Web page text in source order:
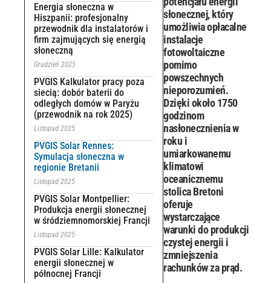
Energia słoneczna w
Hiszpanii: profesjonalny
przewodnik dla instalatorów i
firm zajmujących się energią
słoneczną
Grudzień 2025
PVGIS Kalkulator pracy poza
siecią: dobór baterii do
odległych domów w Paryżu
(przewodnik na rok 2025)
Listopad 2025
PVGIS Solar Rennes:
Symulacja słoneczna w
regionie Bretanii
Listopad 2025
PVGIS Solar Montpellier:
Produkcja energii słonecznej
w śródziemnomorskiej Francji
Listopad 2025
PVGIS Solar Lille: Kalkulator
energii słonecznej w
północnej Francji
słonecznej, który
umożliwia opłacalne
instalacje
fotowoltaiczne
pomimo
powszechnych
nieporozumień.
Dzięki około 1750
godzinom
nasłonecznienia w
roku i
umiarkowanemu
klimatowi
oceanicznemu
stolica Bretoni
oferuje
wystarczające
warunki do produkcji
czystej energii i
zmniejszenia
rachunków za prąd.